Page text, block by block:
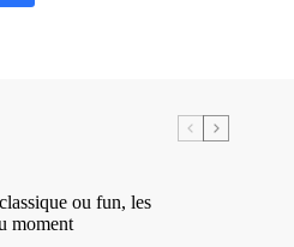
ou fun, les
moment